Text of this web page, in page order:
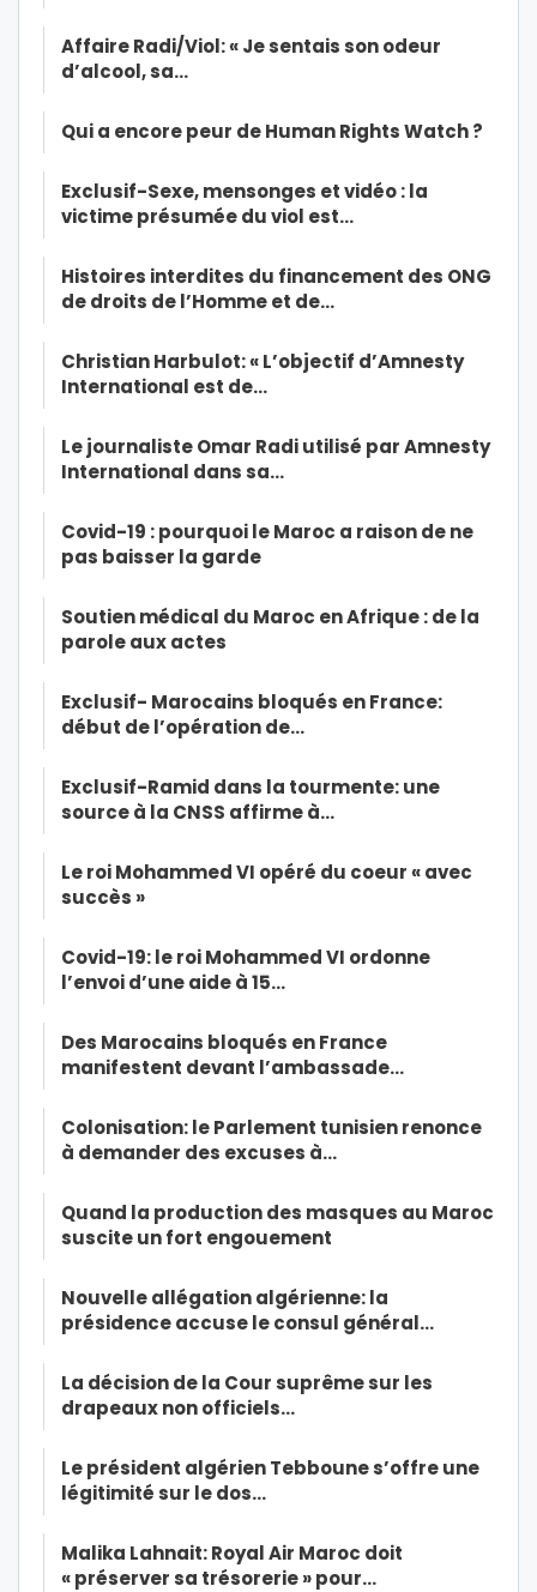
Affaire Radi/Viol: « Je sentais son odeur
d’alcool, sa…
Qui a encore peur de Human Rights Watch ?
Exclusif-Sexe, mensonges et vidéo : la
victime présumée du viol est…
Histoires interdites du financement des ONG
de droits de l’Homme et de…
Christian Harbulot: « L’objectif d’Amnesty
International est de…
Le journaliste Omar Radi utilisé par Amnesty
International dans sa…
Covid-19 : pourquoi le Maroc a raison de ne
pas baisser la garde
Soutien médical du Maroc en Afrique : de la
parole aux actes
Exclusif- Marocains bloqués en France:
début de l’opération de…
Exclusif-Ramid dans la tourmente: une
source à la CNSS affirme à…
Le roi Mohammed VI opéré du coeur « avec
succès »
Covid-19: le roi Mohammed VI ordonne
l’envoi d’une aide à 15…
Des Marocains bloqués en France
manifestent devant l’ambassade…
Colonisation: le Parlement tunisien renonce
à demander des excuses à…
Quand la production des masques au Maroc
suscite un fort engouement
Nouvelle allégation algérienne: la
présidence accuse le consul général…
La décision de la Cour suprême sur les
drapeaux non officiels…
Le président algérien Tebboune s’offre une
légitimité sur le dos…
Malika Lahnait: Royal Air Maroc doit
« préserver sa trésorerie » pour…